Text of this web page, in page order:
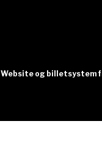
Website og billetsystem